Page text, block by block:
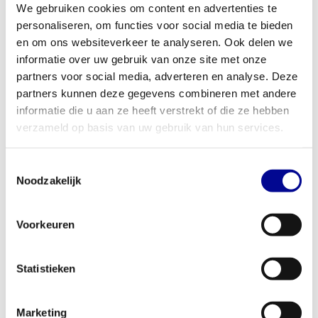
We gebruiken cookies om content en advertenties te
personaliseren, om functies voor social media te bieden
en om ons websiteverkeer te analyseren. Ook delen we
informatie over uw gebruik van onze site met onze
partners voor social media, adverteren en analyse. Deze
partners kunnen deze gegevens combineren met andere
informatie die u aan ze heeft verstrekt of die ze hebben
verzameld op basis van uw gebruik van hun services.
Noodzakelijk
Voorkeuren
Statistieken
Marketing
Voor thuisgebruik en professionele ruimtes
Met een maximaal gebruikersgewicht van 180 kg en een
constructie die is gebouwd voor intensief dagelijks gebruik, is de
Crossover Excite+ 700i perfect voor elke omgeving. Voor de
serieuze thuissporter is het een duurzame investering die
fysiotherapiepraktijken of bedrijfsfitnessruimtes, is dit een
, van koop en lease tot
complete inrichting.
Met meer dan 28 jaar ervaring weten we bij Best Buy Fitness
gereviseerd toestel wordt door ons team zorgvuldig geselecteerd
topkwaliteit. Daarom bieden we standaard 1 jaar garantie op al